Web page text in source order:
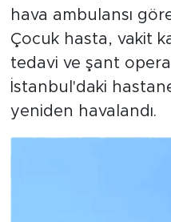
hava ambulansı
Çocuk hasta, vakit
tedavi ve şant
İstanbul'daki
yeniden havalandı.